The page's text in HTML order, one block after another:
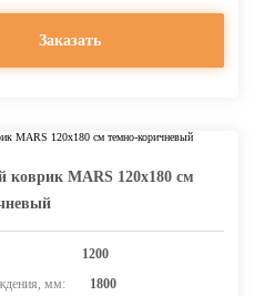
Заказать
коврик MARS 120х180 см
1200
мм:
1800